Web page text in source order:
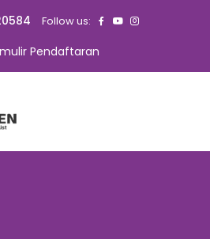
Follow us:
Pendaftaran